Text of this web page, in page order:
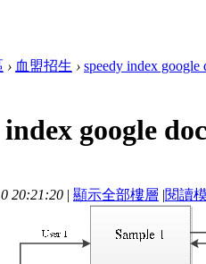
› 血盟招生 › speedy index google
index google
20:21:20 | 顯示全部樓層 |閱讀